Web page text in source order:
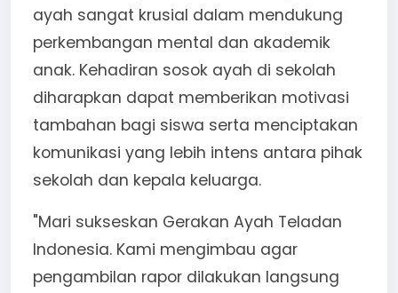
ayah sangat krusial dalam mendukung
perkembangan mental dan akademik
anak. Kehadiran sosok ayah di sekolah
diharapkan dapat memberikan motivasi
tambahan bagi siswa serta menciptakan
komunikasi yang lebih intens antara pihak
sekolah dan kepala keluarga.
"Mari sukseskan Gerakan Ayah Teladan
Indonesia. Kami mengimbau agar
pengambilan rapor dilakukan langsung